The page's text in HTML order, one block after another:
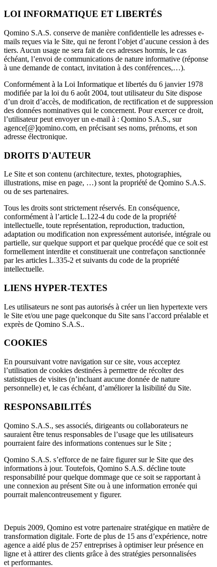
LOI INFORMATIQUE ET LIBERTÉS
Qomino S.A.S. conserve de manière confidentielle les adresses e-
mails reçues via le Site, qui ne feront l’objet d’aucune cession à des
tiers. Aucun usage ne sera fait de ces adresses hormis, le cas
échéant, l’envoi de communications de nature informative (réponse
à une demande de contact, invitation à des conférences,…).
Conformément à la Loi Informatique et libertés du 6 janvier 1978
modifiée par la loi du 6 août 2004, tout utilisateur du Site dispose
d’un droit d’accès, de modification, de rectification et de suppression
des données nominatives qui le concernent. Pour exercer ce droit,
l’utilisateur peut envoyer un e-mail à : Qomino S.A.S., sur
agence[@]qomino.com, en précisant ses noms, prénoms, et son
adresse électronique.
DROITS D'AUTEUR
Le Site et son contenu (architecture, textes, photographies,
illustrations, mise en page, …) sont la propriété de Qomino S.A.S.
ou de ses partenaires.
Tous les droits sont strictement réservés. En conséquence,
conformément à l’article L.122-4 du code de la propriété
intellectuelle, toute représentation, reproduction, traduction,
adaptation ou modification non expressément autorisée, intégrale ou
partielle, sur quelque support et par quelque procédé que ce soit est
formellement interdite et constituerait une contrefaçon sanctionnée
par les articles L.335-2 et suivants du code de la propriété
intellectuelle.
LIENS HYPER-TEXTES
Les utilisateurs ne sont pas autorisés à créer un lien hypertexte vers
le Site et/ou une page quelconque du Site sans l’accord préalable et
exprès de Qomino S.A.S..
COOKIES
En poursuivant votre navigation sur ce site, vous acceptez
l’utilisation de cookies destinées à permettre de récolter des
statistiques de visites (n’incluant aucune donnée de nature
personnelle) et, le cas échéant, d’améliorer la lisibilité du Site.
RESPONSABILITÉS
Qomino S.A.S., ses associés, dirigeants ou collaborateurs ne
sauraient être tenus responsables de l’usage que les utilisateurs
pourraient faire des informations contenues sur le Site ;
Qomino S.A.S. s’efforce de ne faire figurer sur le Site que des
informations à jour. Toutefois, Qomino S.A.S. décline toute
responsabilité pour quelque dommage que ce soit se rapportant à
une connexion au présent Site ou à une information erronée qui
pourrait malencontreusement y figurer.
Depuis 2009, Qomino est votre partenaire stratégique en matière de
transformation digitale. Forte de plus de 15 ans d’expérience, notre
agence a aidé plus de 257 entreprises à optimiser leur présence en
ligne et à attirer des clients grâce à des stratégies personnalisées
et performantes.